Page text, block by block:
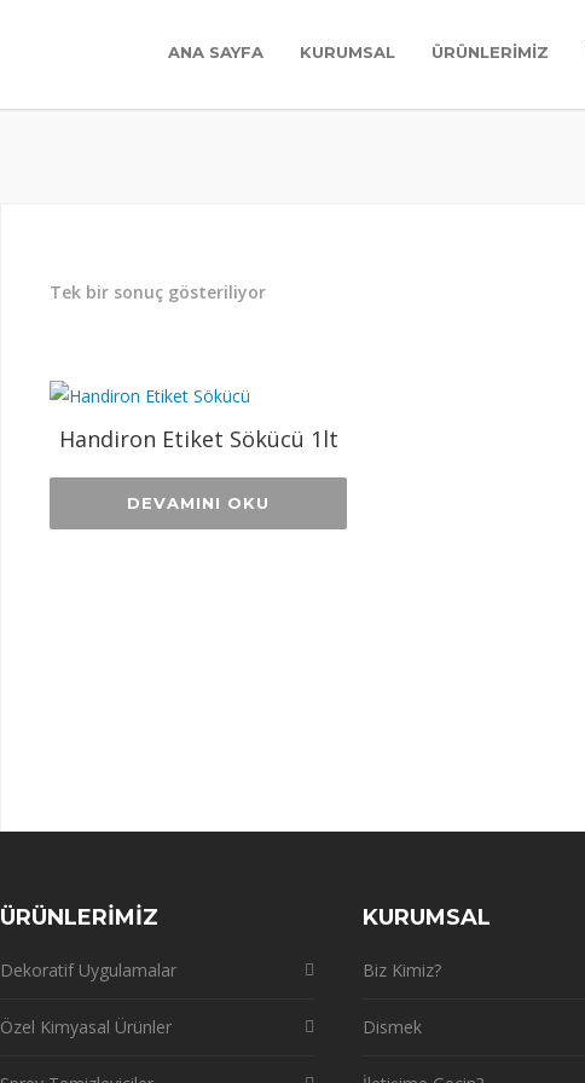
ANA SAYFA KURUMSAL ÜRÜNLERİMİZ
Tek bir sonuç gösteriliyor
Handiron Etiket Sökücü 1lt
DEVAMINI OKU
ÜRÜNLERİMİZ
Dekoratif Uygulamalar
Özel Kimyasal Ürünler
KURUMSAL
Biz Kimiz?
Dismek